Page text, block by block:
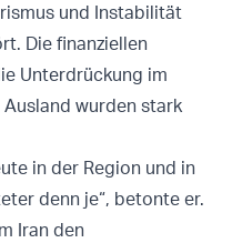
und Instabilität
Die finanziellen
Unterdrückung im
wurden stark
in der Region und in
denn je“, betonte er.
Iran den